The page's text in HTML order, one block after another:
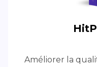
Améliorer la